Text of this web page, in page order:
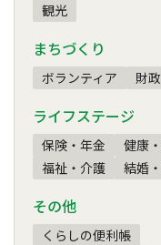
観光
まちづくり
ボランティア 財政
ライフステージ
保険・年金 健康
福祉・介護
結婚
その他
くらしの便利帳